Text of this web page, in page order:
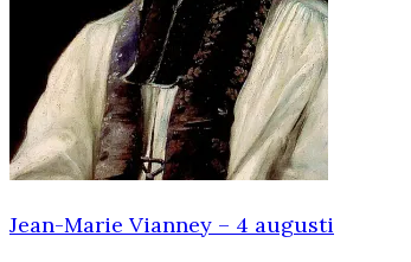
Jean-Marie Vianney – 4 augusti